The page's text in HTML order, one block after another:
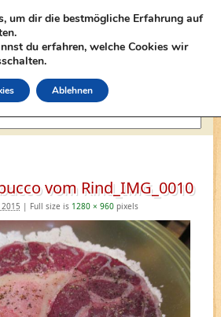
vom Rind_IMG_0010
| Full size is 1280 × 960pixels
um dir die bestmögliche Erfahrung auf
du erfahren, welche Cookies wir
Ablehnen